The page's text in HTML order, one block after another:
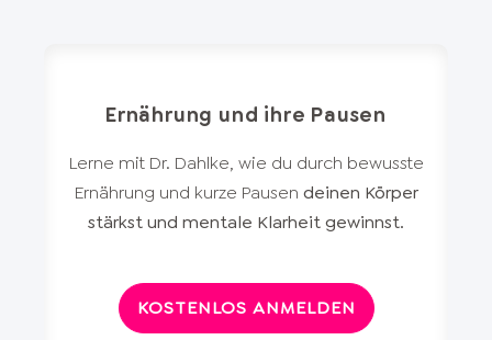
Ernährung und ihre Pausen
Lerne mit Dr. Dahlke, wie du durch bewusste
Ernährung und kurze Pausen deinen Körper
stärkst und mentale Klarheit gewinnst.
KOSTENLOS ANMELDEN